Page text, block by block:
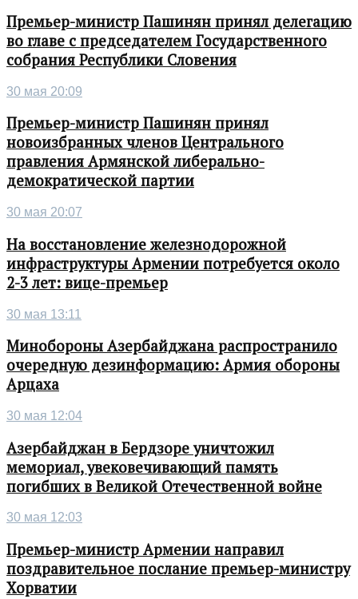
Премьер-министр Пашинян принял делегацию
во главе с председателем Государственного
собрания Республики Словения
30 мая 20:09
Премьер-министр Пашинян принял
новоизбранных членов Центрального
правления Армянской либерально-
демократической партии
30 мая 20:07
На восстановление железнодорожной
инфраструктуры Армении потребуется около
2-3 лет: вице-премьер
30 мая 13:11
Минобороны Азербайджана распространило
очередную дезинформацию: Армия обороны
Арцаха
30 мая 12:04
Азербайджан в Бердзоре уничтожил
мемориал, увековечивающий память
погибших в Великой Отечественной войне
30 мая 12:03
Премьер-министр Армении направил
поздравительное послание премьер-министру
Хорватии